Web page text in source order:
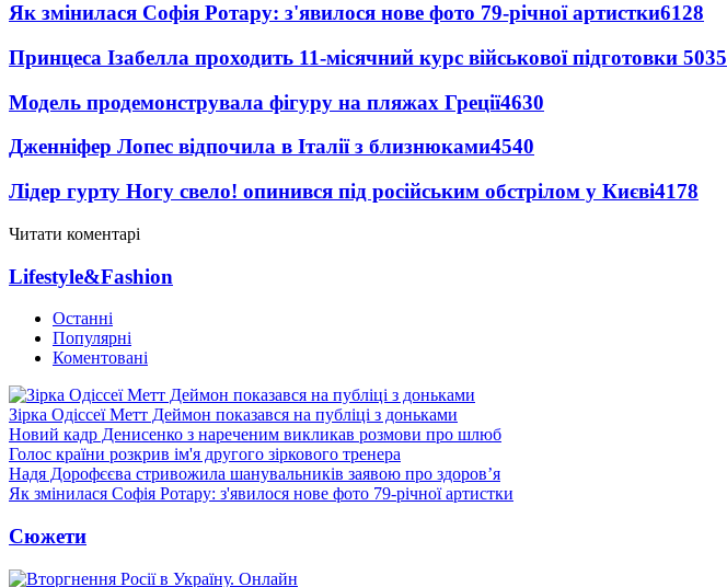
Як змінилася Софія Ротару: з'явилося нове фото 79-річної артистки6128
Принцеса Ізабелла проходить 11-місячний курс військової підготовки 5035
Модель продемонструвала фігуру на пляжах Греції4630
Дженніфер Лопес відпочила в Італії з близнюками4540
Лідер гурту Ногу свело! опинився під російським обстрілом у Києві4178
Читати коментарі
Lifestyle&Fashion
Останні
Популярні
Коментовані
Зірка Одіссеї Метт Деймон показався на публіці з доньками
Новий кадр Денисенко з нареченим викликав розмови про шлюб
Голос країни розкрив ім'я другого зіркового тренера
Надя Дорофєєва стривожила шанувальників заявою про здоров’я
Як змінилася Софія Ротару: з'явилося нове фото 79-річної артистки
Сюжети